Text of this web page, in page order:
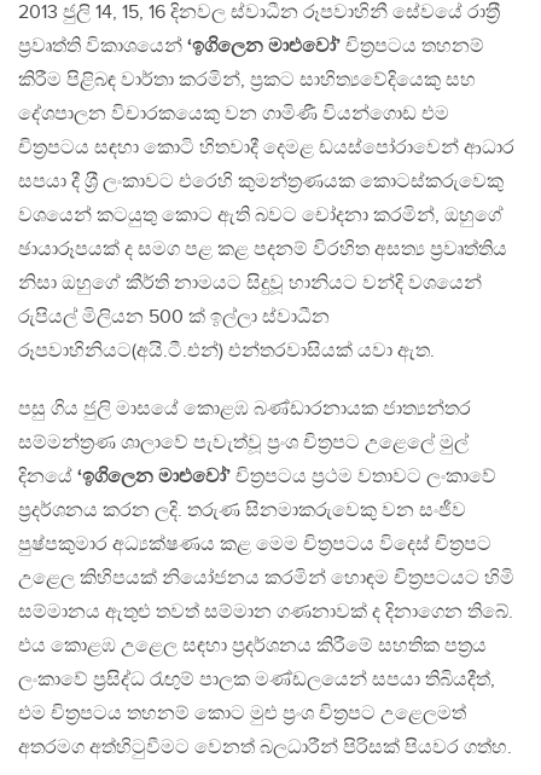
2013 ජුලි 14, 15, 16 දිනවල ස්වාධීන රූපවාහිනී සේවයේ රාත‍්‍රී
ප‍්‍රවෘත්ති විකාශයෙන් ‘ඉගිලෙන මාළුවෝ’ චිත‍්‍රපටය තහනම්
කිරීම පිළිබඳ වාර්තා කරමින්, ප‍්‍රකට සාහිත්‍යවේදියෙකු සහ
දේශපාලන විචාරකයෙකු වන ගාමිණී වියන්ගොඩ එම
චිත‍්‍රපටය සඳහා කොටි හිතවාදී දෙමළ ඩයස්පෝරාවෙන් ආධාර
සපයා දී ශ‍්‍රී ලංකාවට එරෙහි කුමන්ත‍්‍රණයක කොටස්කරුවෙකු
වශයෙන් කටයුතු කොට ඇති බවට චෝදනා කරමින්, ඔහුගේ
ඡායාරූපයක් ද සමග පළ කළ පදනම් විරහිත අසත්‍ය ප‍්‍රවෘත්තිය
නිසා ඔහුගේ කීර්ති නාමයට සිදුවූ හානියට වන්දි වශයෙන්
රුපියල් මිලියන 500 ක් ඉල්ලා ස්වාධීන
රූපවාහිනියට(අයි.ටී.එන්) එන්තරවාසියක් යවා ඇත.
පසු ගිය ජුලි මාසයේ කොළඹ බණ්ඩාරනායක ජාත්‍යන්තර
සම්මන්ත‍්‍රණ ශාලාවේ පැවැත්වූ ප‍්‍රංශ චිත‍්‍රපට උළෙලේ මුල්
දිනයේ ‘ඉගිලෙන මාළුවෝ’ චිත‍්‍රපටය ප‍්‍රථම වතාවට ලංකාවේ
ප‍්‍රදර්ශනය කරන ලදි. තරුණ සිනමාකරුවෙකු වන සංජීව
පුෂ්පකුමාර අධ්‍යක්ෂණය කළ මෙම චිත‍්‍රපටය විදෙස් චිත‍්‍රපට
උළෙල කිහිපයක් නියෝජනය කරමින් හොඳම චිත‍්‍රපටයට හිමි
සම්මානය ඇතුළු තවත් සම්මාන ගණනාවක් ද දිනාගෙන තිබේ.
එය කොළඹ උළෙල සඳහා ප‍්‍රදර්ශනය කිරීමේ සහතික පත‍්‍රය
ලංකාවේ ප‍්‍රසිද්ධ රැඟුම් පාලක මණ්ඩලයෙන් සපයා තිබියදීත්,
එම චිත‍්‍රපටය තහනම් කොට මුළු ප‍්‍රංශ චිත‍්‍රපට උළෙලමත්
අතරමග අත්හිටුවීමට වෙනත් බලධාරීන් පිරිසක් පියවර ගත්හ.